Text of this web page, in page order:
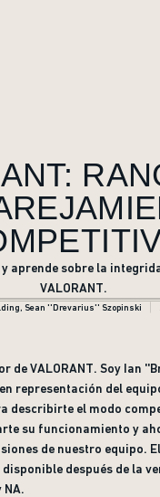
aprende sobre la
VALORANT.
Sean ''Drevarius'' Szopinski
de VALORANT. Soy Ian
representación del
describirte el modo
su funcionamiento y
de nuestro equipo.
después de la
NA.